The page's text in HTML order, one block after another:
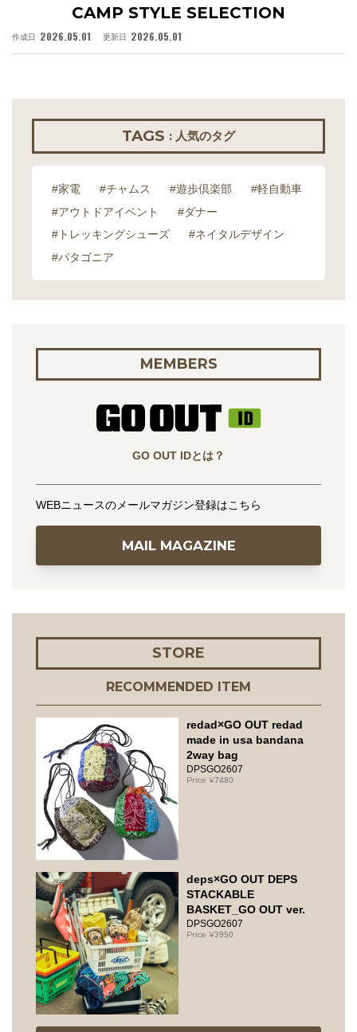
CAMP STYLE SELECTION
作成日 2026.05.01 更新日 2026.05.01
TAGS : 人気のタグ
#家電 #チャムス #遊歩倶楽部
#軽自動車
#アウトドアイベント
#ダナー
#トレッキングシューズ
#ネイタルデザイン
#パタゴニア
MEMBERS
GO OUT IDとは？
WEBニュースのメールマガジン登録はこちら
MAIL MAGAZINE
STORE
RECOMMENDED ITEM
redad×GO OUT redad
made in usa bandana
2way bag
DPSGO2607
7480
deps×GO OUT DEPS
STACKABLE
BASKET_GO OUT ver.
DPSGO2607
3950